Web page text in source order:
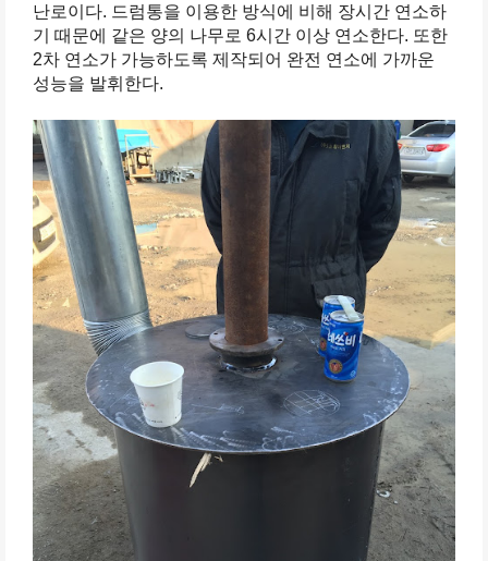
난로이다. 드럼통을 이용한 방식에 비해 장시간 연소하
기 때문에 같은 양의 나무로 6시간 이상 연소한다. 또한
2차 연소가 가능하도록 제작되어 완전 연소에 가까운
성능을 발휘한다.